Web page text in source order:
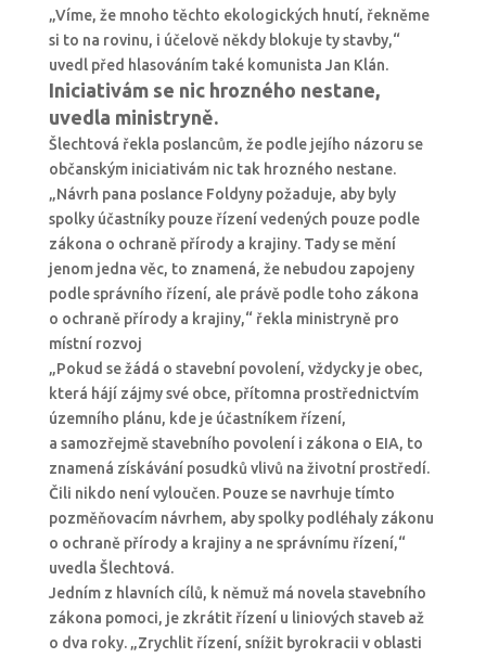
„Víme, že mnoho těchto ekologických hnutí, řekněme
si to na rovinu, i účelově někdy blokuje ty stavby,“
uvedl před hlasováním také komunista Jan Klán.
Iniciativám se nic hrozného nestane,
uvedla ministryně.
Šlechtová řekla poslancům, že podle jejího názoru se
občanským iniciativám nic tak hrozného nestane.
„Návrh pana poslance Foldyny požaduje, aby byly
spolky účastníky pouze řízení vedených pouze podle
zákona o ochraně přírody a krajiny. Tady se mění
jenom jedna věc, to znamená, že nebudou zapojeny
podle správního řízení, ale právě podle toho zákona
o ochraně přírody a krajiny,“ řekla ministryně pro
místní rozvoj
„Pokud se žádá o stavební povolení, vždycky je obec,
která hájí zájmy své obce, přítomna prostřednictvím
územního plánu, kde je účastníkem řízení,
a samozřejmě stavebního povolení i zákona o EIA, to
znamená získávání posudků vlivů na životní prostředí.
Čili nikdo není vyloučen. Pouze se navrhuje tímto
pozměňovacím návrhem, aby spolky podléhaly zákonu
o ochraně přírody a krajiny a ne správnímu řízení,“
uvedla Šlechtová.
Jedním z hlavních cílů, k němuž má novela stavebního
zákona pomoci, je zkrátit řízení u liniových staveb až
o dva roky. „Zrychlit řízení, snížit byrokracii v oblasti